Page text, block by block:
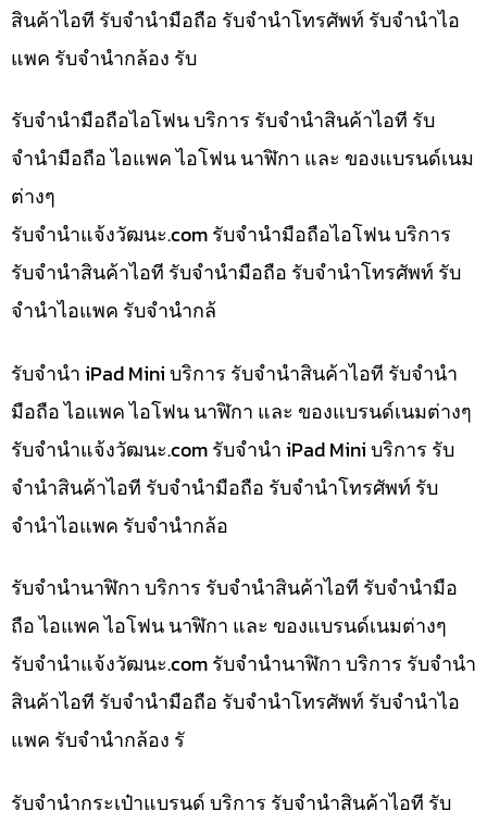
สินค้าไอที รับจำนำมือถือ รับจำนำโทรศัพท์ รับจำนำไอ
แพค รับจำนำกล้อง รับ
รับจำนำมือถือไอโฟน บริการ รับจำนำสินค้าไอที รับ
จำนำมือถือ ไอแพค ไอโฟน นาฬิกา และ ของแบรนด์เนม
ต่างๆ
รับจํานําแจ้งวัฒนะ.com รับจำนำมือถือไอโฟน บริการ
รับจำนำสินค้าไอที รับจำนำมือถือ รับจำนำโทรศัพท์ รับ
จำนำไอแพค รับจำนำกล้
รับจำนำ iPad Mini บริการ รับจำนำสินค้าไอที รับจำนำ
มือถือ ไอแพค ไอโฟน นาฬิกา และ ของแบรนด์เนมต่างๆ
รับจํานําแจ้งวัฒนะ.com รับจำนำ iPad Mini บริการ รับ
จำนำสินค้าไอที รับจำนำมือถือ รับจำนำโทรศัพท์ รับ
จำนำไอแพค รับจำนำกล้อ
รับจำนำนาฬิกา บริการ รับจำนำสินค้าไอที รับจำนำมือ
ถือ ไอแพค ไอโฟน นาฬิกา และ ของแบรนด์เนมต่างๆ
รับจํานําแจ้งวัฒนะ.com รับจำนำนาฬิกา บริการ รับจำนำ
สินค้าไอที รับจำนำมือถือ รับจำนำโทรศัพท์ รับจำนำไอ
แพค รับจำนำกล้อง รั
รับจำนำกระเป๋าแบรนด์ บริการ รับจำนำสินค้าไอที รับ